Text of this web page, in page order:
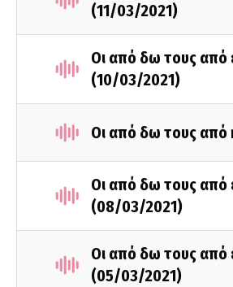
(11/03/2021)
Οι από δω τους από
(10/03/2021)
Οι από δω τους από
Οι από δω τους από
(08/03/2021)
Οι από δω τους από
(05/03/2021)